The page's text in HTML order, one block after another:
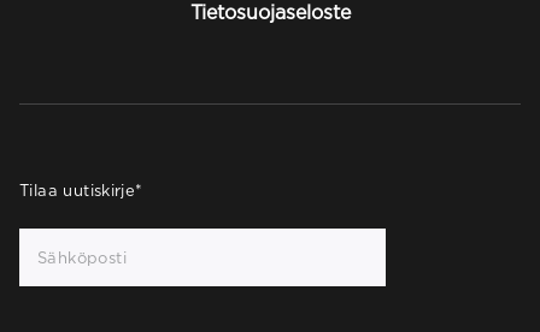
Tietosuojaseloste
Tilaa uutiskirje*